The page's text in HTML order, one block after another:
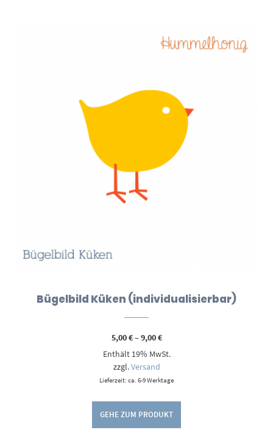
Bügelbild Küken (individualisierbar)
5,00€–9,00€Preisspanne:
bis
Enthält 19% MwSt.
zzgl.Versand
Lieferzeit: ca. 6-9 Werktage
GEHE ZUM PRODUKT